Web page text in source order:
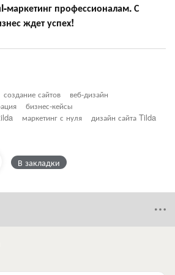
маркетинг профессионалам. С
ждет успех!
создание сайтов
веб-дизайн
бизнес-кейсы
маркетинг с нуля дизайн сайта Tilda
В закладки